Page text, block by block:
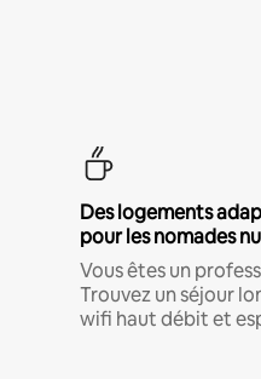
Des logements
pour les nomades
Vous êtes un
Trouvez un séjour
wifi haut débit et